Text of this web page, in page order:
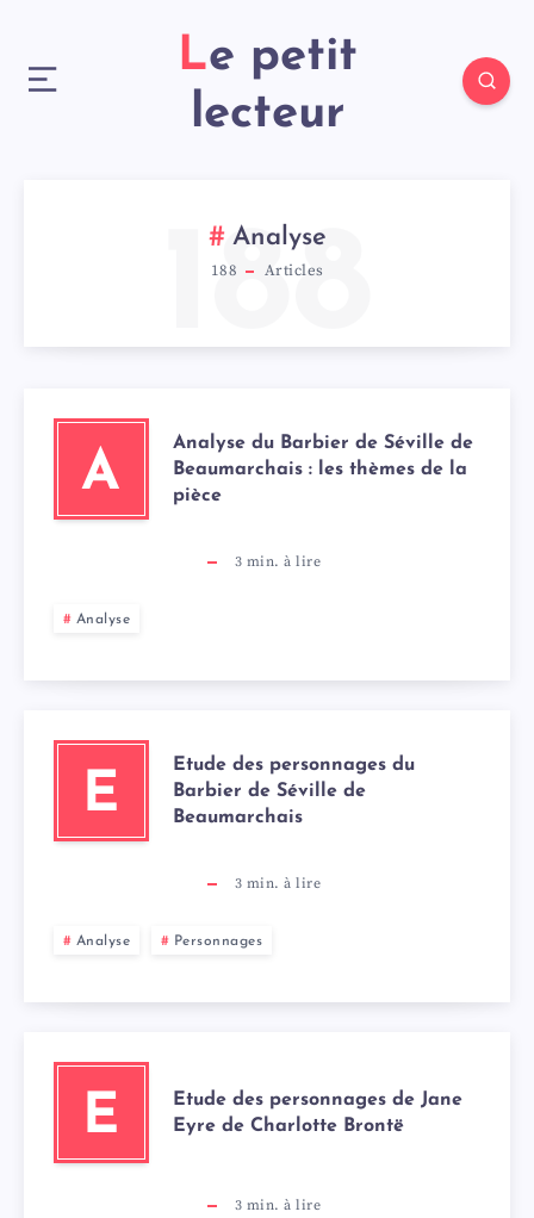
Le petit
lecteur
Analyse
188 Articles
188
A
Analyse du Barbier de Séville de
Beaumarchais : les thèmes de la
pièce
3 min. à lire
Analyse
E
Etude des personnages du
Barbier de Séville de
Beaumarchais
3 min. à lire
Analyse Personnages
E
Etude des personnages de Jane
Eyre de Charlotte Brontë
3 min. à lire